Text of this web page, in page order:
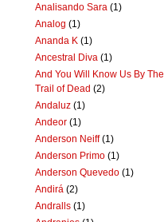
Analisando Sara (1)
Analog (1)
Ananda K (1)
Ancestral Diva (1)
And You Will Know Us By The
Trail of Dead (2)
Andaluz (1)
Andeor (1)
Anderson Neiff (1)
Anderson Primo (1)
Anderson Quevedo (1)
Andirá (2)
Andralls (1)